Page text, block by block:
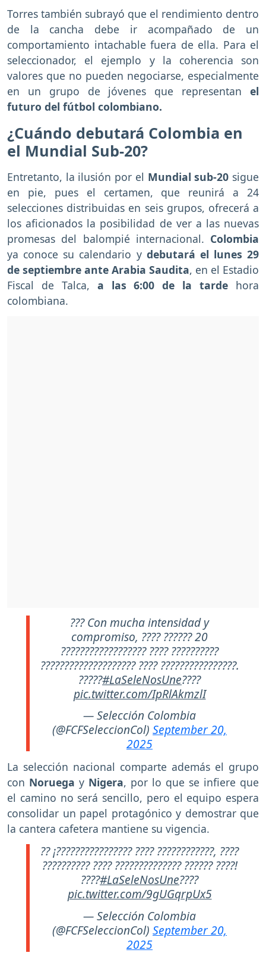
Torres también subrayó que el rendimiento dentro
de la cancha debe ir acompañado de un
comportamiento intachable fuera de ella. Para el
seleccionador, el ejemplo y la coherencia son
valores que no pueden negociarse, especialmente
en un grupo de jóvenes que representan el
futuro del fútbol colombiano.
¿Cuándo debutará Colombia en
el Mundial Sub-20?
Entretanto, la ilusión por el Mundial sub-20 sigue
en pie, pues el certamen, que reunirá a 24
selecciones distribuidas en seis grupos, ofrecerá a
los aficionados la posibilidad de ver a las nuevas
promesas del balompié internacional. Colombia
ya conoce su calendario y debutará el lunes 29
de septiembre ante Arabia Saudita, en el Estadio
Fiscal de Talca, a las 6:00 de la tarde hora
colombiana.
??? Con mucha intensidad y
compromiso, ???? ?????? 20
?????????????????? ???? ??????????
???????????????????? ???? ????????????????.
?????#LaSeleNosUne????
pic.twitter.com/IpRlAkmzlI
— Selección Colombia
(@FCFSeleccionCol) September 20,
2025
La selección nacional comparte además el grupo
con Noruega y Nigera, por lo que se infiere que
el camino no será sencillo, pero el equipo espera
consolidar un papel protagónico y demostrar que
la cantera cafetera mantiene su vigencia.
?? ¡???????????????? ???? ????????????, ????
?????????? ???? ?????????????? ?????? ????!
????#LaSeleNosUne????
pic.twitter.com/9gUGqrpUx5
— Selección Colombia
(@FCFSeleccionCol) September 20,
2025